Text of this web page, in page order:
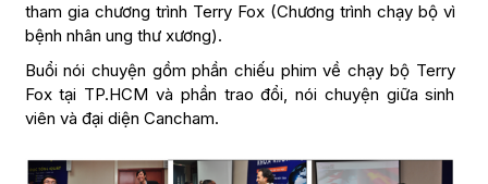
tham gia chương trình Terry Fox (Chương trình chạy bộ vì
bệnh nhân ung thư xương).
Buổi nói chuyện gồm phần chiếu phim về chạy bộ Terry
Fox tại TP.HCM và phần trao đổi, nói chuyện giữa sinh
viên và đại diện Cancham.